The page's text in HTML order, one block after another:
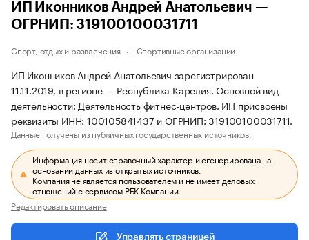
ИП Иконников Андрей Анатольевич —
ОГРНИП: 319100100031711
Спорт, отдых и развлечения Спортивные организации
ИП Иконников Андрей Анатольевич зарегистрирован
11.11.2019, в регионе — Республика Карелия. Основной вид
деятельности: Деятельность фитнес-центров. ИП присвоены
реквизиты ИНН: 100105841437 и ОГРНИП: 319100100031711.
Данные получены из публичных государственных источников.
Информация носит справочный характер и сгенерирована на
основании данных из открытых источников.
Компания не является пользователем и не имеет деловых
отношений с сервисом РБК Компании.
Редактировать описание
Управлять страницей